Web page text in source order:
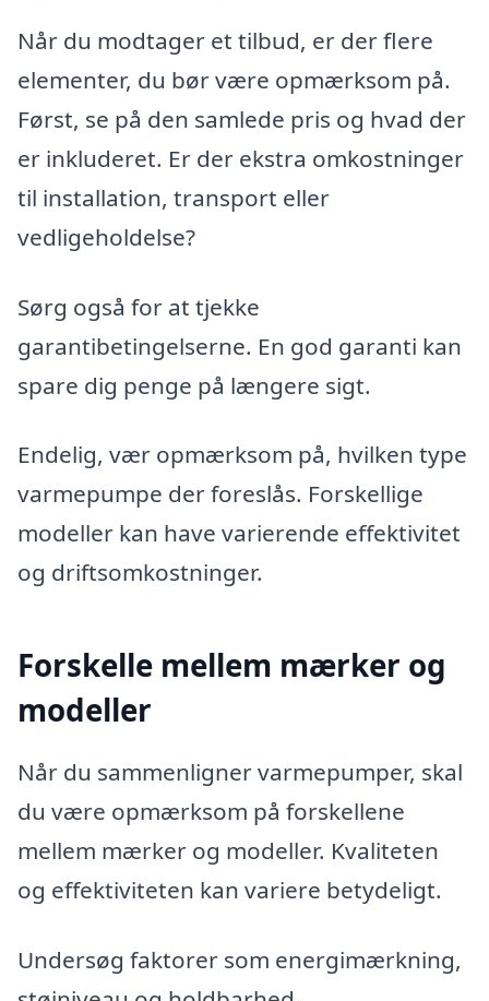
Når du modtager et tilbud, er der flere
elementer, du bør være opmærksom på.
Først, se på den samlede pris og hvad der
er inkluderet. Er der ekstra omkostninger
til installation, transport eller
vedligeholdelse?
Sørg også for at tjekke
garantibetingelserne. En god garanti kan
spare dig penge på længere sigt.
Endelig, vær opmærksom på, hvilken type
varmepumpe der foreslås. Forskellige
modeller kan have varierende effektivitet
og driftsomkostninger.
Forskelle mellem mærker og
modeller
Når du sammenligner varmepumper, skal
du være opmærksom på forskellene
mellem mærker og modeller. Kvaliteten
og effektiviteten kan variere betydeligt.
Undersøg faktorer som energimærkning,